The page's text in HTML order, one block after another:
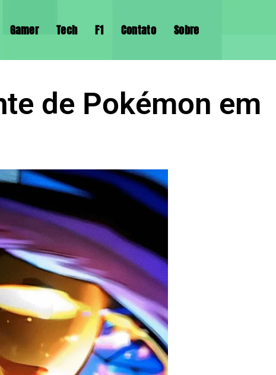
Gamer Tech F1 Contato Sobre
de Pokémon em